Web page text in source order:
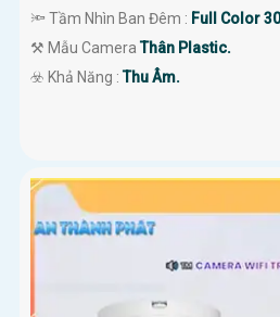
🔦 Tầm Nhìn Ban Đêm : Full Color
⚒ Mẫu CameraThân Plastic.
️☣️ Khả Năng :Thu Âm.